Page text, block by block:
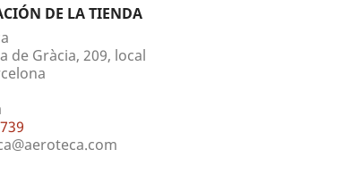
DE LA TIENDA
de Gràcia, 209, local